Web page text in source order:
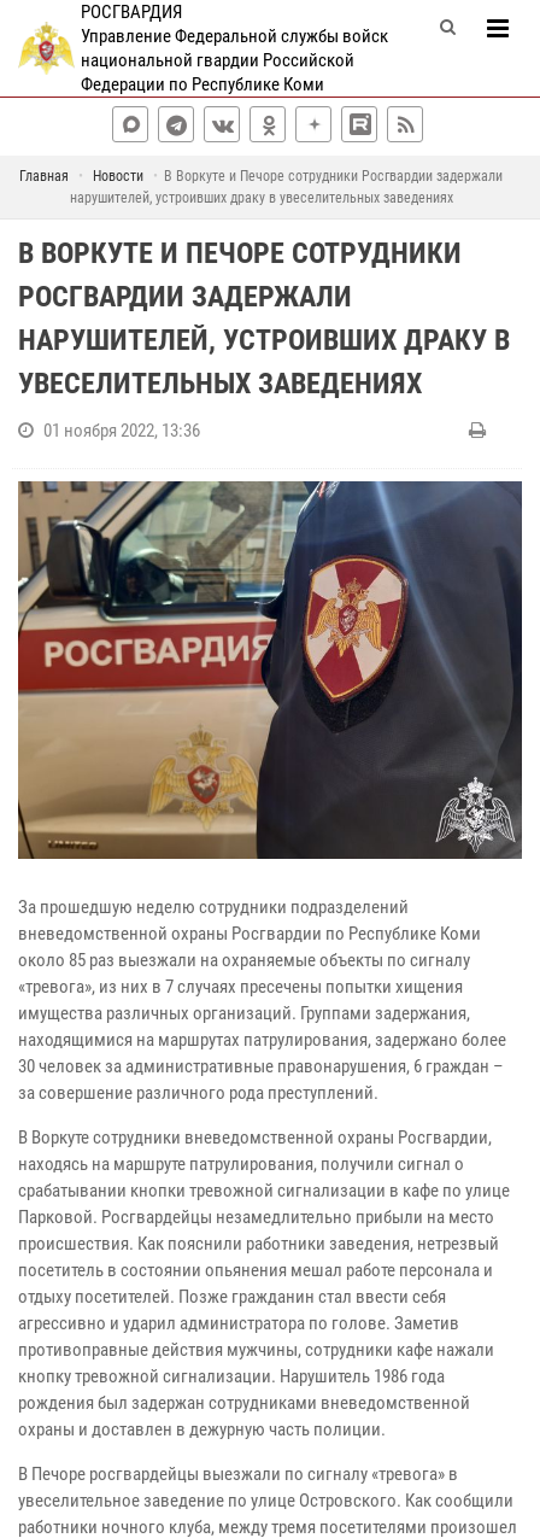
РОСГВАРДИЯ
Управление Федеральной службы войск
национальной гвардии Российской
Федерации по Республике Коми
Главная Новости
В Воркуте и Печоре сотрудники Росгвардии задержали
нарушителей, устроивших драку в увеселительных заведениях
В ВОРКУТЕ И ПЕЧОРЕ СОТРУДНИКИ
РОСГВАРДИИ ЗАДЕРЖАЛИ
НАРУШИТЕЛЕЙ, УСТРОИВШИХ ДРАКУ В
УВЕСЕЛИТЕЛЬНЫХ ЗАВЕДЕНИЯХ
01 ноября 2022, 13:36
За прошедшую неделю сотрудники подразделений
вневедомственной охраны Росгвардии по Республике Коми
около 85 раз выезжали на охраняемые объекты по сигналу
«тревога», из них в 7 случаях пресечены попытки хищения
имущества различных организаций. Группами задержания,
находящимися на маршрутах патрулирования, задержано более
30 человек за административные правонарушения, 6 граждан –
за совершение различного рода преступлений.
В Воркуте сотрудники вневедомственной охраны Росгвардии,
находясь на маршруте патрулирования, получили сигнал о
срабатывании кнопки тревожной сигнализации в кафе по улице
Парковой. Росгвардейцы незамедлительно прибыли на место
происшествия. Как пояснили работники заведения, нетрезвый
посетитель в состоянии опьянения мешал работе персонала и
отдыху посетителей. Позже гражданин стал ввести себя
агрессивно и ударил администратора по голове. Заметив
противоправные действия мужчины, сотрудники кафе нажали
кнопку тревожной сигнализации. Нарушитель 1986 года
рождения был задержан сотрудниками вневедомственной
охраны и доставлен в дежурную часть полиции.
В Печоре росгвардейцы выезжали по сигналу «тревога» в
увеселительное заведение по улице Островского. Как сообщили
работники ночного клуба, между тремя посетителями произошел